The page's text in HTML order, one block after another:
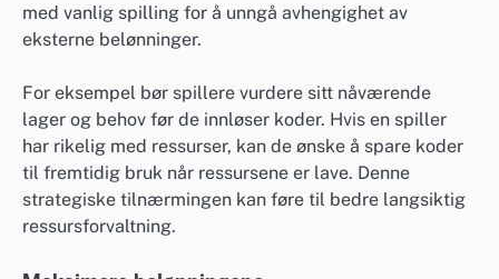
med vanlig spilling for å unngå avhengighet av
eksterne belønninger.
For eksempel bør spillere vurdere sitt nåværende
lager og behov før de innløser koder. Hvis en spiller
har rikelig med ressurser, kan de ønske å spare koder
til fremtidig bruk når ressursene er lave. Denne
strategiske tilnærmingen kan føre til bedre langsiktig
ressursforvaltning.